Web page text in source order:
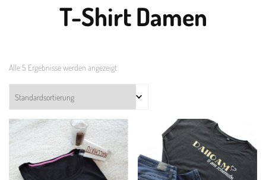
T-Shirt Damen
Alle 5 Ergebnisse werden angezeigt